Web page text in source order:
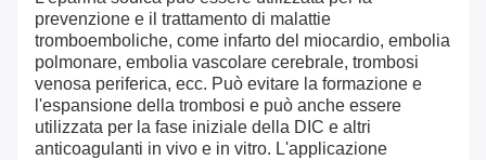
prevenzione e il trattamento di malattie
tromboemboliche, come infarto del miocardio, embolia
polmonare, embolia vascolare cerebrale, trombosi
venosa periferica, ecc. Può evitare la formazione e
l'espansione della trombosi e può anche essere
utilizzata per la fase iniziale della DIC e altri
anticoagulanti in vivo e in vitro. L'applicazione